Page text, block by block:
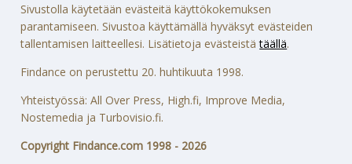
Sivustolla käytetään evästeitä käyttökokemuksen
parantamiseen. Sivustoa käyttämällä hyväksyt evästeiden
tallentamisen laitteellesi. Lisätietoja evästeistätäällä.
Findance on perustettu 20. huhtikuuta 1998.
Yhteistyössä: All Over Press, High.fi, Improve Media,
Nostemedia ja Turbovisio.fi.
Copyright Findance.com 1998 - 2026